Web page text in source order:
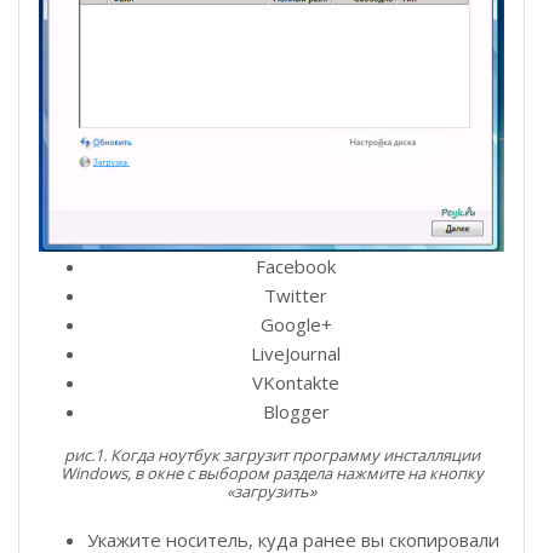
Facebook
Twitter
Google+
LiveJournal
VKontakte
Blogger
рис.1. Когда ноутбук загрузит программу инсталляции
Windows, в окне с выбором раздела нажмите на кнопку
«загрузить»
Укажите носитель, куда ранее вы скопировали